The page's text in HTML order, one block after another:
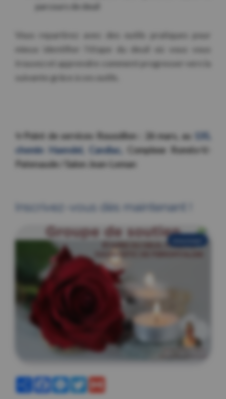
parcours de deuil
Vous repartirez avec des outils pratiques pour
mieux identifier l’étape du deuil où vous vous
trouvez et apprendre comment progresser vers la
suivante grâce à ces outils.
✨Point de services Roussillon : 26 mars, au
135,
chemin Haendel, Candiac,
Complexe Roméo-V.-
Patenaude /
Salon Jean-Leman
Inscrivez-vous dès maintenant !
PartagerFacebookMessenger
Twitter